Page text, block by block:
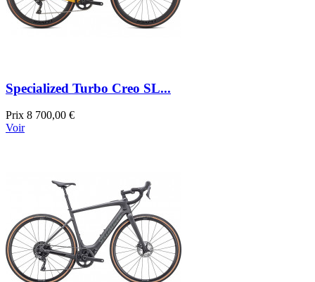
Specialized Turbo Creo SL...
Prix 8 700,00 €
Voir